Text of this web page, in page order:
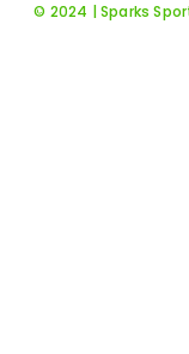
© 2024 | Sparks